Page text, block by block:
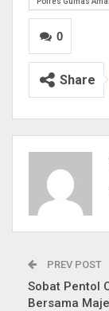
0
Share
PREV POST
Sobat Pentol
Bersama